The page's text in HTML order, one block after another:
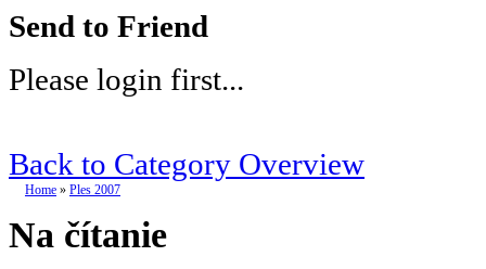
Send to Friend
Please login first...
Back to Category Overview
Home » Ples 2007
Na čítanie